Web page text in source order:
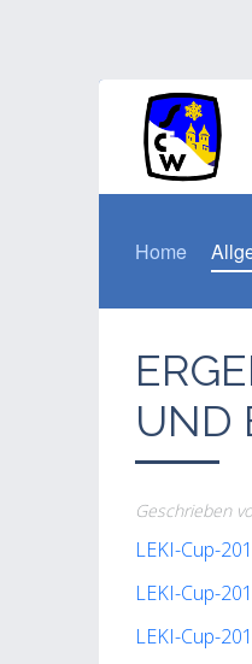
Home
UND
Geschrieben
LEKI-Cup-
LEKI-Cup-
LEKI-Cup-